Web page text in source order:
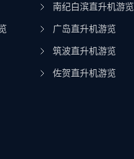
南纪白滨直升机游览
广岛直升机游览
筑波直升机游览
佐贺直升机游览